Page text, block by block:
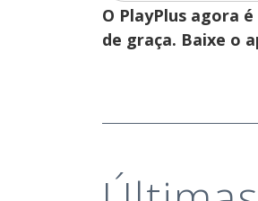
O PlayPlus agora
de graça. Baixe o